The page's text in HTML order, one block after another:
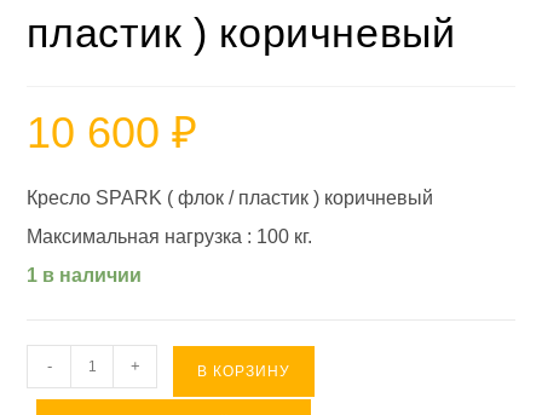
пластик ) коричневый
10 600₽
Кресло SPARK ( флок / пластик ) коричневый
Максимальная нагрузка : 100 кг.
1 в наличии
Количество
товара
- + В КОРЗИНУ